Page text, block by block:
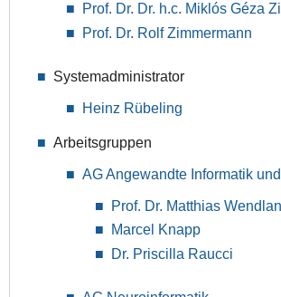
Prof. Dr. Dr. h.c. Miklós Géza
Prof. Dr. Rolf Zimmermann
Systemadministrator
Heinz Rübeling
Arbeitsgruppen
AG Angewandte Informatik
Prof. Dr. Matthias
Marcel Knapp
Dr. Priscilla Raucci